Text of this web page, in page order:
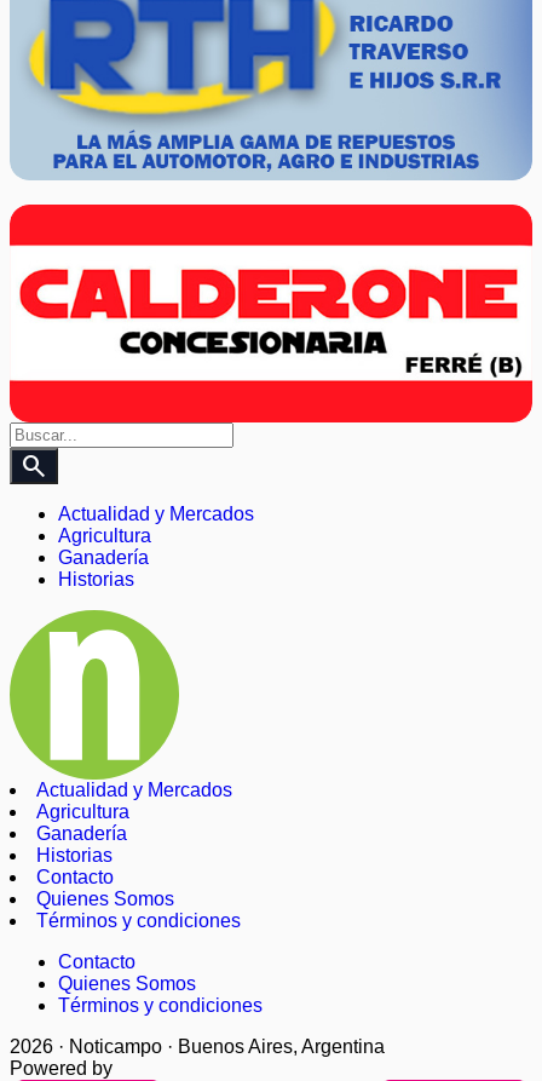
search
Actualidad y Mercados
Agricultura
Ganadería
Historias
Actualidad y Mercados
Agricultura
Ganadería
Historias
Contacto
Quienes Somos
Términos y condiciones
Contacto
Quienes Somos
Términos y condiciones
2026 · Noticampo · Buenos Aires, Argentina
Powered by